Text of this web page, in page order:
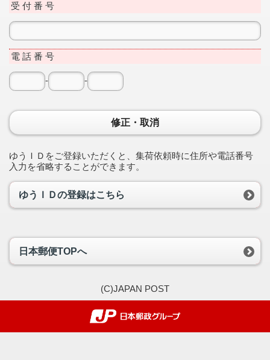
受 付 番 号
電 話 番 号
- -
修正・取消
ゆうＩＤをご登録いただくと、集荷依頼時に住所や電話番号
入力を省略することができます。
ゆうＩＤの登録はこちら
日本郵便TOPへ
(C)JAPAN POST